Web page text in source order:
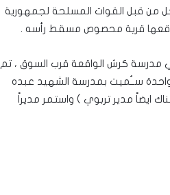
الرحل من قبل القوات المسلحة لجمهورية
موقعها قرية محصوص مسقط رأسه .
في مدرسة كرش الواقعة قرب السوق ، تم
ســُميت بمدرسة الشهيد عبده
مديراً عسكرياً للمدرسة في 19 فبراير 1973م ( وهناك ايضاً مدير تربوي ) واستمر مديراً